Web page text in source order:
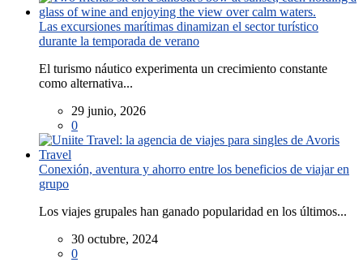
Las excursiones marítimas dinamizan el sector turístico
durante la temporada de verano
El turismo náutico experimenta un crecimiento constante
como alternativa...
29 junio, 2026
0
Conexión, aventura y ahorro entre los beneficios de viajar en
grupo
Los viajes grupales han ganado popularidad en los últimos...
30 octubre, 2024
0